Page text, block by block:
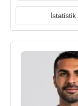
İstatistik